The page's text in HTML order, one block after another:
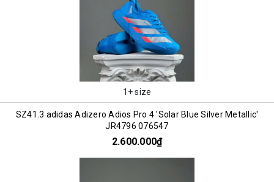
1+ size
SZ41.3 adidas Adizero Adios Pro 4 'Solar Blue Silver Metallic'
JR4796 076547
2.600.000₫